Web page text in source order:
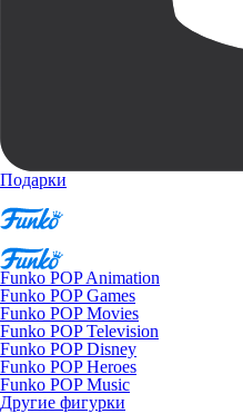
Подарки
Funko POP Animation
Funko POP Games
Funko POP Movies
Funko POP Television
Funko POP Disney
Funko POP Heroes
Funko POP Music
Другие фигурки